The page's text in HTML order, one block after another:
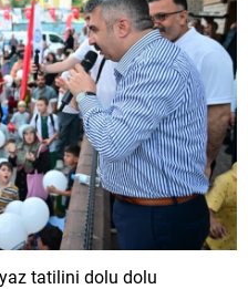
yaz tatilini dolu dolu